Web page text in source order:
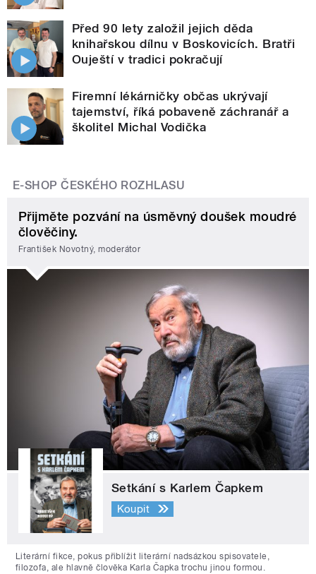
Před 90 lety založil jejich děda
knihařskou dílnu v Boskovicích. Bratři
Ouještí v tradici pokračují
Firemní lékárničky občas ukrývají
tajemství, říká pobaveně záchranář a
školitel Michal Vodička
E-SHOP ČESKÉHO ROZHLASU
Přijměte pozvání na úsměvný doušek moudré
člověčiny.
František Novotný, moderátor
Setkání s Karlem Čapkem
Koupit
Literární fikce, pokus přiblížit literární nadsázkou spisovatele,
filozofa, ale hlavně člověka Karla Čapka trochu jinou formou.